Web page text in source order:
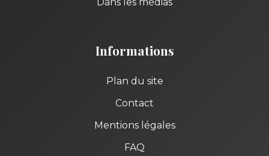
Informations
Plan du site
Contact
Mentions légales
FAQ